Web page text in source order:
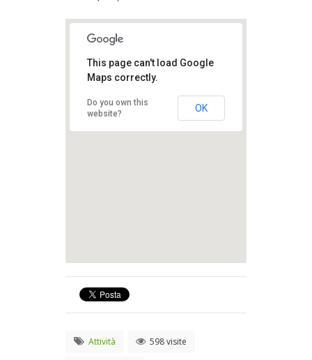
This page can't load Google
Maps correctly.
Do you own this
website?
OK
Attività 598 visite